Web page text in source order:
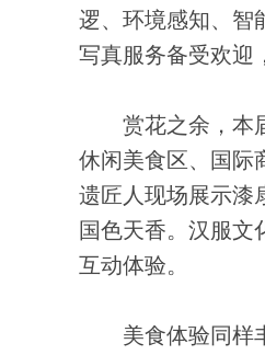
逻、环境感知、智
写真服务备受欢迎
赏花之余，本届
休闲美食区、国际
遗匠人现场展示漆
国色天香。汉服文
互动体验。
美食体验同样丰